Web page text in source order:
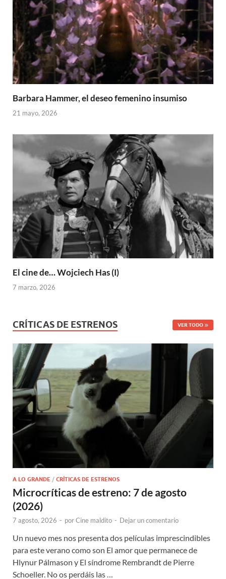
Barbara Hammer, el deseo femenino insumiso
21 mayo, 2026
El cine de… Wojciech Has (I)
7 marzo, 2026
CRÍTICAS DE ESTRENOS VER TODO
A LO GRANDE / CRÍTICAS DE ESTRENOS
Microcríticas de estreno: 7 de agosto
(2026)
7 agosto, 2026 - porCine maldito - Dejar un comentario
Un nuevo mes nos presenta dos películas imprescindibles
para este verano como son El amor que permanece de
Hlynur Pálmason y El síndrome Rembrandt de Pierre
Schoeller. No os perdáis las …